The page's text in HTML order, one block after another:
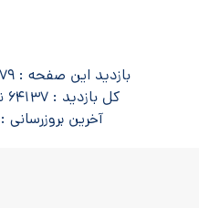
بازدید این صفحه : 379 نفر
کل بازدید : 64137 نفر
آخرین بروزرسانی : 1405/05/08